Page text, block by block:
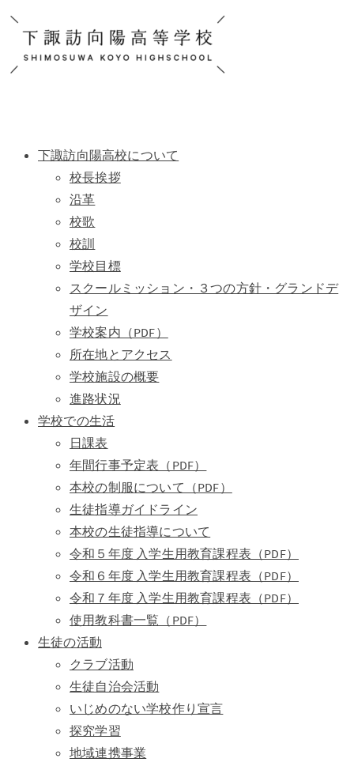
下諏訪向陽高校について
校長挨拶
沿革
校歌
校訓
学校目標
スクールミッション・３つの方針・グランドデ
ザイン
学校案内（PDF）
所在地とアクセス
学校施設の概要
進路状況
学校での生活
日課表
年間行事予定表（PDF）
本校の制服について（PDF）
生徒指導ガイドライン
本校の生徒指導について
令和５年度 入学生用教育課程表（PDF）
令和６年度 入学生用教育課程表（PDF）
令和７年度 入学生用教育課程表（PDF）
使用教科書一覧（PDF）
生徒の活動
クラブ活動
生徒自治会活動
いじめのない学校作り宣言
探究学習
地域連携事業